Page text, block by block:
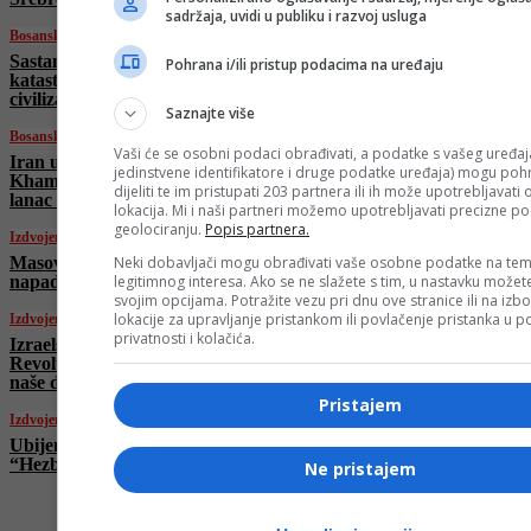
Bosanski vjestnik
Sastanak Arapske lige: “Izrael nas gura u
katastrofu!” Fidan: “Balkan je dio islamske
civilizacije!”
Bosanski vjestnik
Iran uništava dijelove Tel Aviva! Ajatolah
Khamenei imenovao tri nasljednika i novi
lanac komande!
Izdvojeno
Masovni protest u Londonu protiv izraelskih
napada na Iran i Gazu
Izdvojeno
Izraelski šef diplomatije: “Iranska
Revolucionarna garda pokušala je napasti
naše državljane na Kipru”
Izdvojeno
Ubijen tjelohranitelj bivšeg vođe
“Hezbollaha”, zvali ga i “Nasrallahov štit”
sadržaja, uvidi u publiku i razvoj usluga
Pohrana i/ili pristup podacima na uređaju
Saznajte više
Vaši će se osobni podaci obrađivati, a podatke s vašeg
jedinstvene identifikatore i druge podatke uređaja) mogu
dijeliti te im pristupati 203 partnera ili ih može upotrebljavati
lokacija. Mi i naši partneri možemo upotrebljavati precizne
geolociranju. Popis partnera.
Neki dobavljači mogu obrađivati vaše osobne podatke na
legitimnog interesa. Ako se ne slažete s tim, u nastavku
svojim opcijama. Potražite vezu pri dnu ove stranice ili na
lokacije za upravljanje pristankom ili povlačenje pristanka u
privatnosti i kolačića.
Pristajem
Ne pristajem